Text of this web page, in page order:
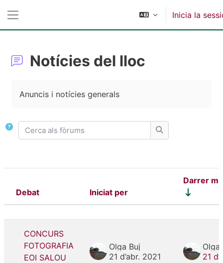
Inicia la
Notícies del lloc
Anuncis i notícies generals
Cerca als fòrums
Cerca als fòrums
Estat
Debat Iniciat per
Darrer
CONCURS
FOTOGRAFIA
EOI SALOU
Olga Buj
21 d’abr. 2021
Olga
21